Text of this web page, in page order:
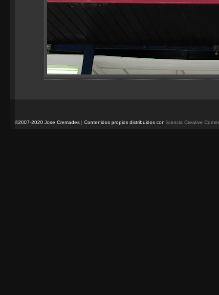
©2007-2020 Jose Cremades | Contenidos propios distribuidos con licencia Creative